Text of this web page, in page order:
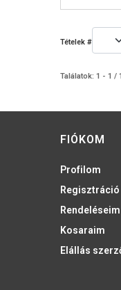
Tételek #
Találatok: 1 - 1 / 1
FIÓKOM
Profilom
Regisztráció
Rendeléseim
Kosaraim
Elállás